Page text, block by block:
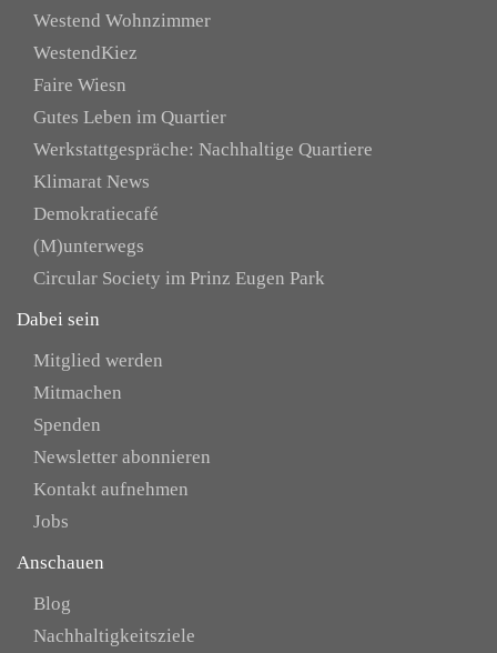
Westend Wohnzimmer
WestendKiez
Faire Wiesn
Gutes Leben im Quartier
Werkstattgespräche: Nachhaltige Quartiere
Klimarat News
Demokratiecafé
(M)unterwegs
Circular Society im Prinz Eugen Park
Dabei sein
Mitglied werden
Mitmachen
Spenden
Newsletter abonnieren
Kontakt aufnehmen
Jobs
Anschauen
Blog
Nachhaltigkeitsziele